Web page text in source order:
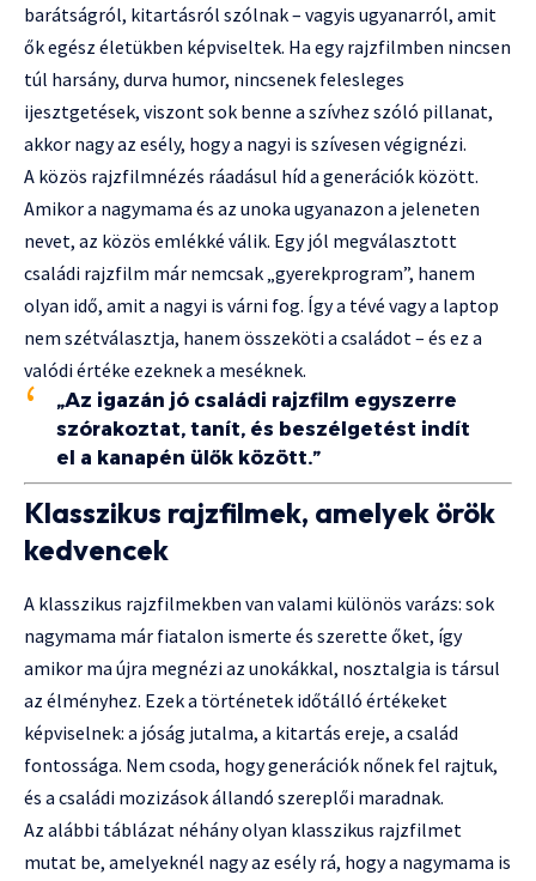
barátságról, kitartásról szólnak – vagyis ugyanarról, amit
ők egész életükben képviseltek. Ha egy rajzfilmben nincsen
túl harsány, durva humor, nincsenek felesleges
ijesztgetések, viszont sok benne a szívhez szóló pillanat,
akkor nagy az esély, hogy a nagyi is szívesen végignézi.
A közös rajzfilmnézés ráadásul híd a generációk között.
Amikor a nagymama és az unoka ugyanazon a jeleneten
nevet, az közös emlékké válik. Egy jól megválasztott
családi rajzfilm már nemcsak „gyerekprogram”, hanem
olyan idő, amit a nagyi is várni fog. Így a tévé vagy a laptop
nem szétválasztja, hanem összeköti a családot – és ez a
valódi értéke ezeknek a meséknek.
„Az igazán jó családi rajzfilm egyszerre
szórakoztat, tanít, és beszélgetést indít
el a kanapén ülők között.”
Klasszikus rajzfilmek, amelyek örök
kedvencek
A klasszikus rajzfilmekben van valami különös varázs: sok
nagymama már fiatalon ismerte és szerette őket, így
amikor ma újra megnézi az unokákkal, nosztalgia is társul
az élményhez. Ezek a történetek időtálló értékeket
képviselnek: a jóság jutalma, a kitartás ereje, a család
fontossága. Nem csoda, hogy generációk nőnek fel rajtuk,
és a családi mozizások állandó szereplői maradnak.
Az alábbi táblázat néhány olyan klasszikus rajzfilmet
mutat be, amelyeknél nagy az esély rá, hogy a nagymama is